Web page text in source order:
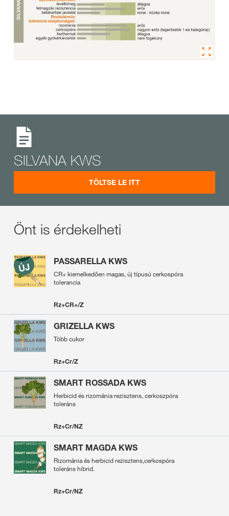
SILVANA KWS
TÖLTSE LE ITT
Önt is érdekelheti
PASSARELLA KWS
CR+ kiemelkedően magas, új típusú cerkospóra
tolerancia
Rz+CR+/Z
GRIZELLA KWS
Több cukor
Rz+Cr/Z
SMART ROSSADA KWS
Herbicid és rizománia rezisztens, cerkoszpóra
toleráns
Rz+Cr/NZ
SMART MAGDA KWS
Rizománia és herbicid rezisztens,cerkospóra
toleráns hibrid.
Rz+Cr/NZ